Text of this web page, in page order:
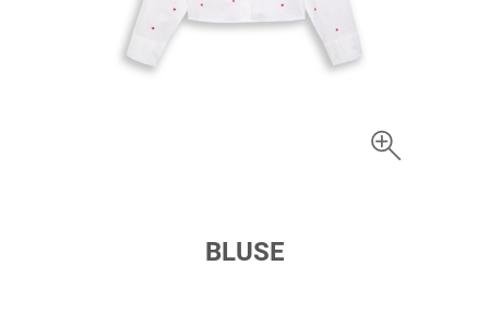
BLUSE